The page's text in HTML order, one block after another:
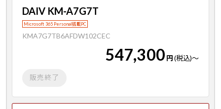
DAIV KM-A7G7T
Microsoft 365 Personal搭載PC
KMA7G7TB6AFDW102CEC
547,300 円(税込)～
販売終了